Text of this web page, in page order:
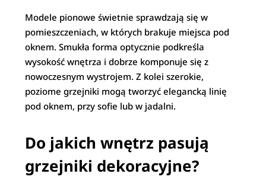
Modele pionowe świetnie sprawdzają się w
pomieszczeniach, w których brakuje miejsca pod
oknem. Smukła forma optycznie podkreśla
wysokość wnętrza i dobrze komponuje się z
nowoczesnym wystrojem. Z kolei szerokie,
poziome grzejniki mogą tworzyć elegancką linię
pod oknem, przy sofie lub w jadalni.
Do jakich wnętrz pasują
grzejniki dekoracyjne?